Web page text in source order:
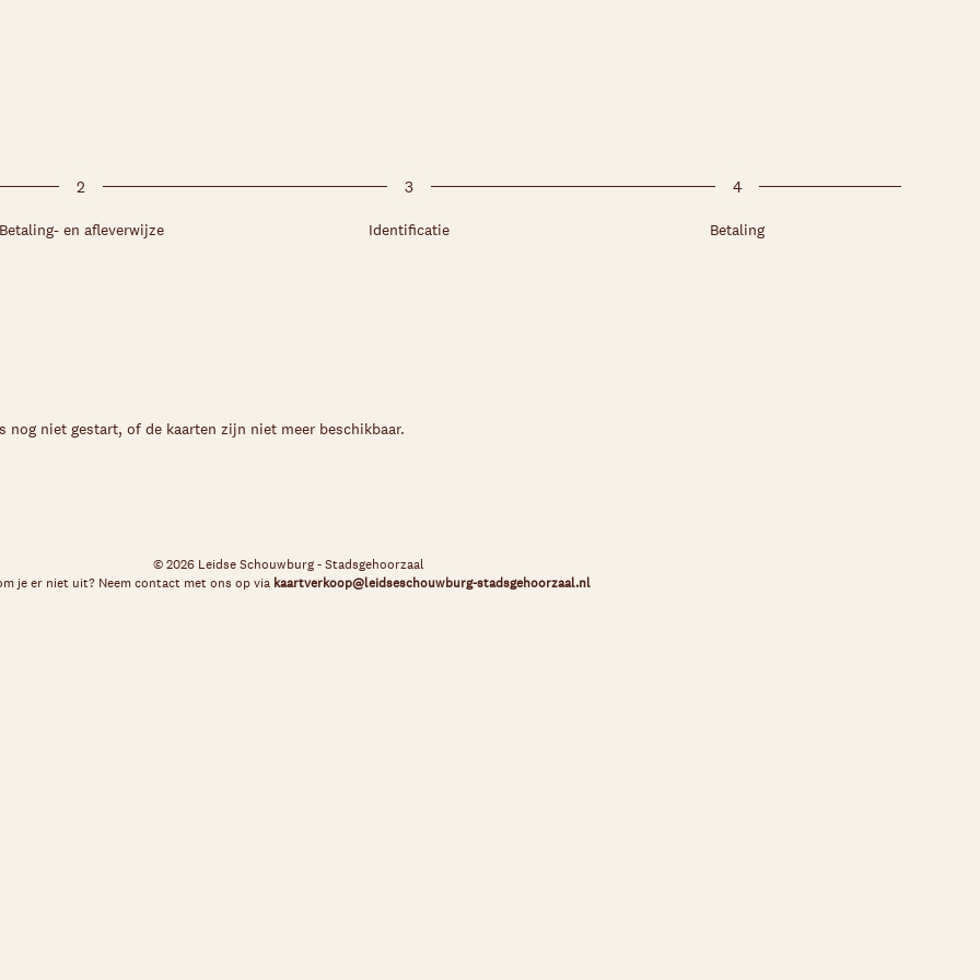
2
en afleverwijze
3
Identificatie
4
Betaling
nog niet gestart, of de kaarten zijn niet meer beschikbaar.
© 2026 Leidse Schouwburg - Stadsgehoorzaal
je er niet uit? Neem contact met ons op via kaartverkoop@leidseschouwburg-stadsgehoorzaal.nl